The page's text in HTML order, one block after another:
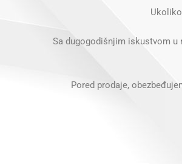
Sa dugogodišnjim iskustvom u
Pored prodaje,